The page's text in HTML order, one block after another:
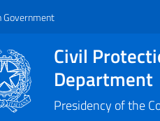
contenuto principale
il piè di pagina
Government
Civil
Department
Presidency of the